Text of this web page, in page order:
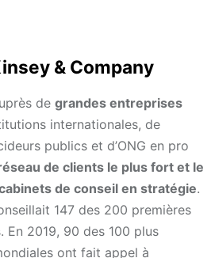
& Company
de grandes entreprises
internationales, de
publics et d’ONG en pro
de clients le plus fort et le
de conseil en stratégie.
147 des 200 premières
En 2019, 90 des 100 plus
ont fait appel à